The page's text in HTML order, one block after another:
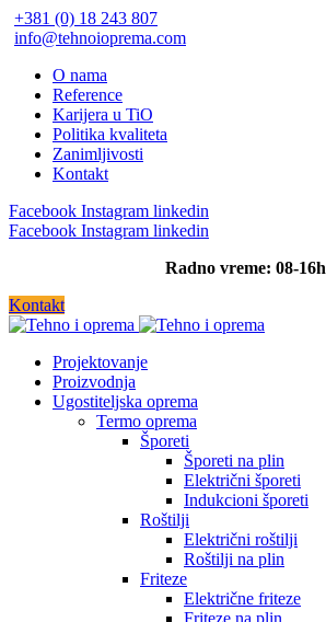
+381 (0) 18 243 807
info@tehnoioprema.com
O nama
Reference
Karijera u TiO
Politika kvaliteta
Zanimljivosti
Kontakt
Facebook Instagram linkedin
Facebook Instagram linkedin
Radno vreme: 08-16h
Kontakt
Projektovanje
Proizvodnja
Ugostiteljska oprema
Termo oprema
Šporeti
Šporeti na plin
Električni šporeti
Indukcioni šporeti
Roštilji
Električni roštilji
Roštilji na plin
Friteze
Električne friteze
Friteze na plin